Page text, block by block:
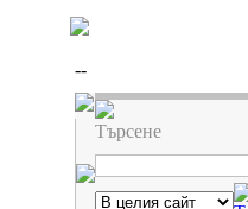
--
Търсене